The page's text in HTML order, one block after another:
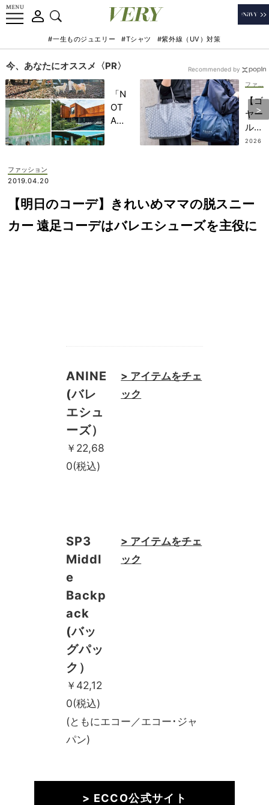
#一生ものジュエリー #Tシャツ #紫外線（UV）対策
今、あなたにオススメ〈PR〉
「N
OT
A
記憶
に一
生残
【ゴ
ヤー
ル
も！
なマ
マの
軽や
2026
Recommended by
ファッション
2019.04.20
【明日のコーデ】きれいめママの脱スニー
カー 遠足コーデはバレエシューズを主役に
ANINE
(バレ
エシュ
ーズ）
￥22,68
0(税込)
> アイテムをチェ
ック
SP3
Middl
e
Backp
ack
(バッ
グパッ
ク）
￥42,12
0(税込)
> アイテムをチェ
ック
(ともにエコー／エコー･ジャ
パン)
> ECCO公式サイト